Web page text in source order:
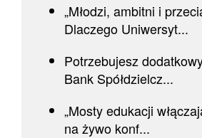
„Młodzi, ambitni i
Dlaczego Uniwersyt...
Potrzebujesz
Bank Spółdzielcz...
„Mosty edukacji
na żywo konf...